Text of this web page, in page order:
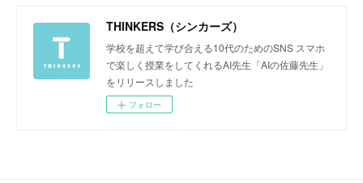
THINKERS（シンカーズ）
学校を超えて学び合える10代のためのSNS スマホ
で楽しく授業をしてくれるAI先生「AIの佐藤先生」
をリリースしました
フォロー